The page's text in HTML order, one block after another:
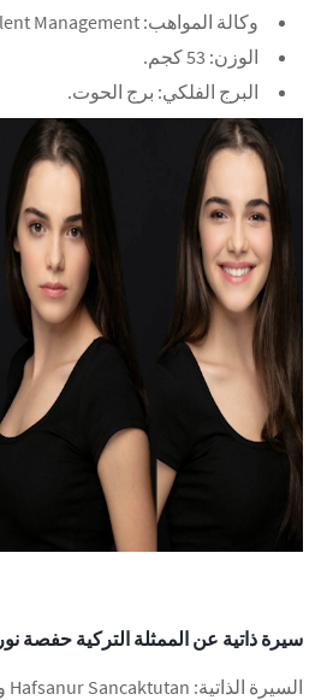
وكالة المواهب: Icon Talent Management.
الوزن: 53 كجم.
البرج الفلكي: برج الحوت.
سيرة ذاتية عن الممثلة التركية حفصة